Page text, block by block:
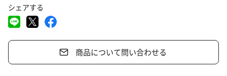
して、歴代の宰相、芸術家などの名士に愛されたもっとも有名な
スコッチウイスキー・ブランドです。
「オールドパー」という名の由来は「英国史上最長寿の人」とし
て語り継がれている人物：トーマス・パー(Thomas Parr)の愛称。
#父の日
#親戚男性
#部下男性 #娘 #息子 #姉
シェアする
商品について問い合わせる